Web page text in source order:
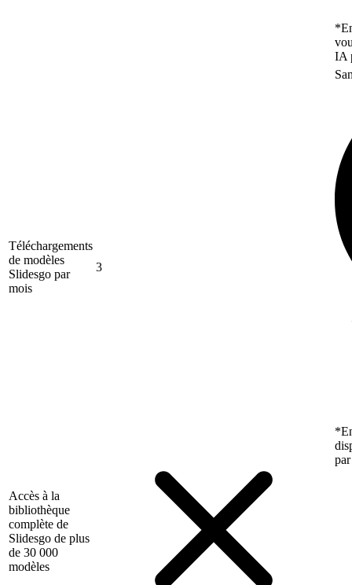
IA
Téléchargements
de modèles
Slidesgo par
mois
3
Accès à la
bibliothèque
complète de
Slidesgo de plus
de 30 000
modèles